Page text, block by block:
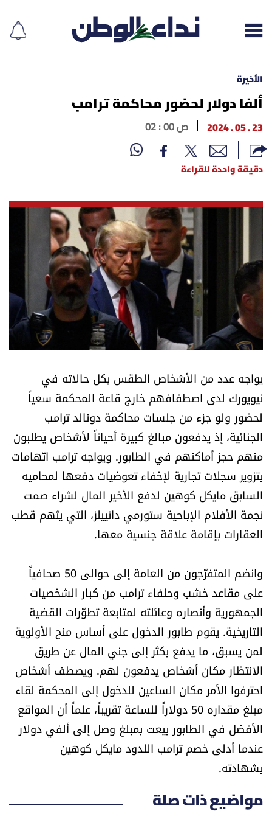
إقرأ الجريدة
لبنان
محليات
أسرار
متفرقات
نداء القرّاء
خاص الموقع
كتّابنا
تحت المجهر
آراء
اقتصاد
الصحافة الإسرائيلية
ثقافة وفنون
فصل من كتاب
اقرأ تضحك
كاميرا
سجالات
صحّة وصحن
الأخيرة
ألفا دولار لحضور محاكمة ترامب
23 . 05 . 2024 02 : 00 ص
دقيقة واحدة للقراءة
يواجه عدد من الأشخاص الطقس بكل حالاته في
نيويورك لدى اصطفافهم خارج قاعة المحكمة سعياً
لحضور ولو جزء من جلسات محاكمة دونالد ترامب
الجنائية، إذ يدفعون مبالغ كبيرة أحياناً لأشخاص يطلبون
منهم حجز أماكنهم في الطابور. ويواجه ترامب اتّهامات
بتزوير سجلات تجارية لإخفاء تعوضيات دفعها لمحاميه
السابق مايكل كوهين لدفع الأخير المال لشراء صمت
نجمة الأفلام الإباحية ستورمي دانييلز، التي يتّهم قطب
العقارات بإقامة علاقة جنسية معها.
وانضم المتفرّجون من العامة إلى حوالى 50 صحافياً
على مقاعد خشب وحلفاء ترامب من كبار الشخصيات
الجمهورية وأنصاره وعائلته لمتابعة تطوّرات القضية
التاريخية. يقوم طابور الدخول على أساس منح الأولوية
لمن يسبق، ما يدفع بكثر إلى جني المال عن طريق
الانتظار مكان أشخاص يدفعون لهم. ويصطف أشخاص
احترفوا الأمر مكان الساعين للدخول إلى المحكمة لقاء
مبلغ مقداره 50 دولاراً للساعة تقريباً، علماً أن المواقع
الأفضل في الطابور بيعت بمبلغ وصل إلى ألفي دولار
عندما أدلى خصم ترامب اللدود مايكل كوهين
بشهادته.
مواضيع ذات صلة